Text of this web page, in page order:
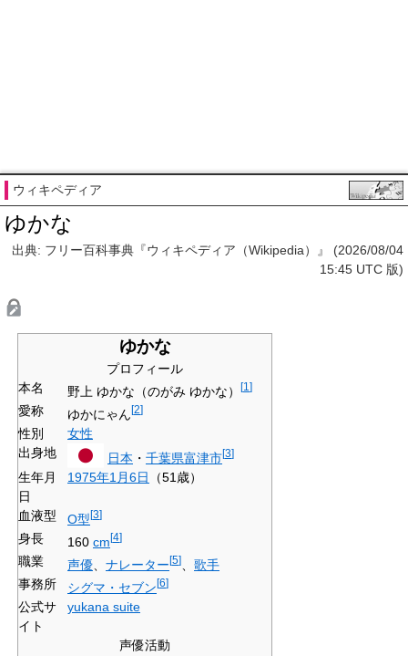
ウィキペディア
ゆかな
出典: フリー百科事典『ウィキペディア（Wikipedia）』 (2026/08/04
15:45 UTC 版)
ゆかな
プロフィール
本名
野上 ゆかな（のがみ ゆかな） [1 ]
愛称 ゆかにゃん[2]
性別
女性
出身地
日本 ・ 千葉県富津市[3]
生年月
日
1975年1月6日 （51歳）
血液型 O型[3]
身長 160 cm[4]
職業 声優 ナレーター[5]
歌手
事務所
シグマ・セブン[6]
公式サ
イト
yukana suite
声優活動